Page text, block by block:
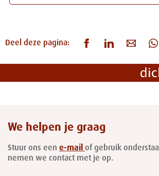
Deel deze pagina:
We helpen je graag
Stuur ons een e-mail of gebruik
nemen we contact met je op.